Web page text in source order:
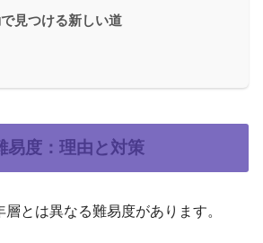
見つける新しい道
易度：理由と対策
とは異なる難易度があります。